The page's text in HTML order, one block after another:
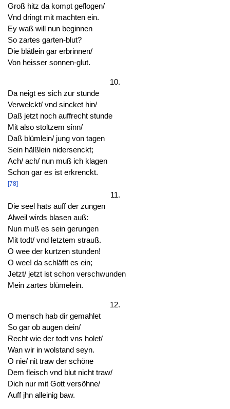
Groß hitz da kompt geflogen/
Vnd dringt mit machten ein.
Ey waß will nun beginnen
So zartes garten-blut?
Die blätlein gar erbrinnen/
Von heisser sonnen-glut.
10.
Da neigt es sich zur stunde
Verwelckt/ vnd sincket hin/
Daß jetzt noch auffrecht stunde
Mit also stoltzem sinn/
Daß blümlein/ jung von tagen
Sein hälßlein nidersenckt;
Ach/ ach/ nun muß ich klagen
Schon gar es ist erkrenckt.
[78]
11.
Die seel hats auff der zungen
Alweil wirds blasen auß:
Nun muß es sein gerungen
Mit todt/ vnd letztem strauß.
O wee der kurtzen stunden!
O wee! da schläfft es ein;
Jetzt/ jetzt ist schon verschwunden
Mein zartes blümelein.
12.
O mensch hab dir gemahlet
So gar ob augen dein/
Recht wie der todt vns holet/
Wan wir in wolstand seyn.
O nie/ nit traw der schöne
Dem fleisch vnd blut nicht traw/
Dich nur mit Gott versöhne/
Auff jhn alleinig baw.